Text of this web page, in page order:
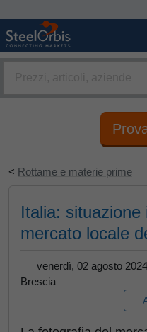
< Rottame e materie prime
Italia: situazione
mercato locale
venerdì, 02 agosto
Brescia